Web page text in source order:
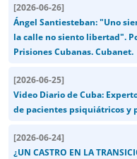
[2026-06-26]
Ángel Santiesteban: "Uno
la calle no siento libertad".
Prisiones Cubanas. Cubanet.
[2026-06-25]
Video Diario de Cuba:
de pacientes psiquiátricos y
[2026-06-24]
¿UN CASTRO EN LA